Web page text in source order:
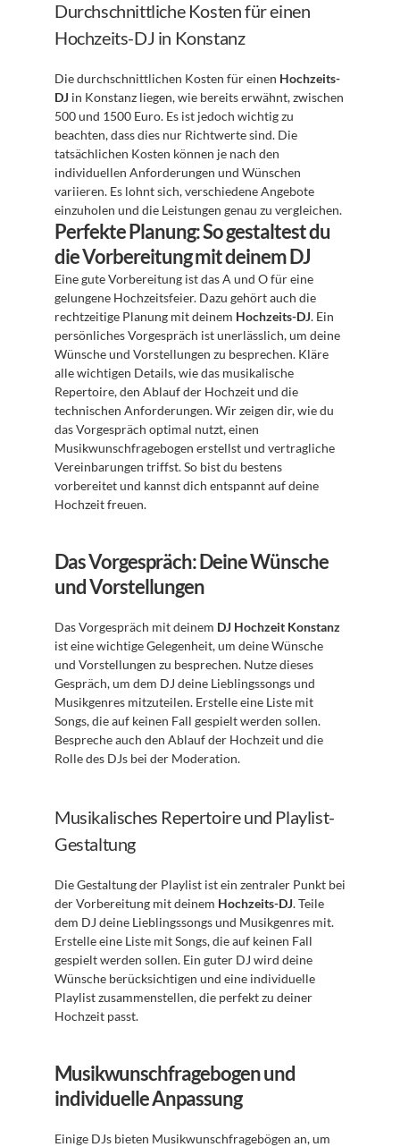
Durchschnittliche Kosten für einen
Hochzeits-DJ in Konstanz
Die durchschnittlichen Kosten für einen Hochzeits-
DJ in Konstanz liegen, wie bereits erwähnt, zwischen
500 und 1500 Euro. Es ist jedoch wichtig zu
beachten, dass dies nur Richtwerte sind. Die
tatsächlichen Kosten können je nach den
individuellen Anforderungen und Wünschen
variieren. Es lohnt sich, verschiedene Angebote
einzuholen und die Leistungen genau zu vergleichen.
Perfekte Planung: So gestaltest du
die Vorbereitung mit deinem DJ
Eine gute Vorbereitung ist das A und O für eine
gelungene Hochzeitsfeier. Dazu gehört auch die
rechtzeitige Planung mit deinem Hochzeits-DJ. Ein
persönliches Vorgespräch ist unerlässlich, um deine
Wünsche und Vorstellungen zu besprechen. Kläre
alle wichtigen Details, wie das musikalische
Repertoire, den Ablauf der Hochzeit und die
technischen Anforderungen. Wir zeigen dir, wie du
das Vorgespräch optimal nutzt, einen
Musikwunschfragebogen erstellst und vertragliche
Vereinbarungen triffst. So bist du bestens
vorbereitet und kannst dich entspannt auf deine
Hochzeit freuen.
Das Vorgespräch: Deine Wünsche
und Vorstellungen
Das Vorgespräch mit deinem DJ Hochzeit Konstanz
ist eine wichtige Gelegenheit, um deine Wünsche
und Vorstellungen zu besprechen. Nutze dieses
Gespräch, um dem DJ deine Lieblingssongs und
Musikgenres mitzuteilen. Erstelle eine Liste mit
Songs, die auf keinen Fall gespielt werden sollen.
Bespreche auch den Ablauf der Hochzeit und die
Rolle des DJs bei der Moderation.
Musikalisches Repertoire und Playlist-
Gestaltung
Die Gestaltung der Playlist ist ein zentraler Punkt bei
der Vorbereitung mit deinem Hochzeits-DJ. Teile
dem DJ deine Lieblingssongs und Musikgenres mit.
Erstelle eine Liste mit Songs, die auf keinen Fall
gespielt werden sollen. Ein guter DJ wird deine
Wünsche berücksichtigen und eine individuelle
Playlist zusammenstellen, die perfekt zu deiner
Hochzeit passt.
Musikwunschfragebogen und
individuelle Anpassung
Einige DJs bieten Musikwunschfragebögen an, um